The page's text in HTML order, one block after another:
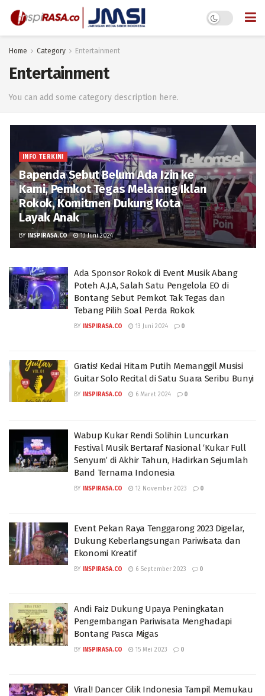
Home Category Entertainment
Entertainment
You can add some category description here.
INFO TERKINI
Bapenda Sebut Belum Ada Izin ke
Kami, Pemkot Tegas Melarang Iklan
Rokok, Komitmen Dukung Kota
Layak Anak
BY INSPIRASA.CO 13 Juni 2024
Ada Sponsor Rokok di Event Musik Abang
Poteh A.J.A, Salah Satu Pengelola EO di
Bontang Sebut Pemkot Tak Tegas dan
Tebang Pilih Soal Perda Rokok
BY INSPIRASA.CO 13 Juni 2024 0
Gratis! Kedai Hitam Putih Memanggil Musisi
Guitar Solo Recital di Satu Suara Seribu Bunyi
BY INSPIRASA.CO 6 Maret 2024 0
Wabup Kukar Rendi Solihin Luncurkan
Festival Musik Bertaraf Nasional ‘Kukar Full
Senyum’ di Akhir Tahun, Hadirkan Sejumlah
Band Ternama Indonesia
BY INSPIRASA.CO 12 November 2023 0
Event Pekan Raya Tenggarong 2023 Digelar,
Dukung Keberlangsungan Pariwisata dan
Ekonomi Kreatif
BY INSPIRASA.CO 6 September 2023 0
Andi Faiz Dukung Upaya Peningkatan
Pengembangan Pariwisata Menghadapi
Bontang Pasca Migas
BY INSPIRASA.CO 15 Mei 2023 0
Viral! Dancer Cilik Indonesia Tampil Memukau